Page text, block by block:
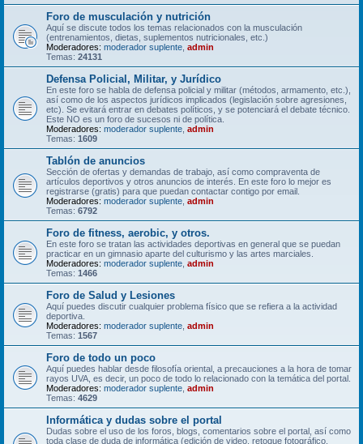
Foro de musculación y nutrición
Aquí se discute todos los temas relacionados con la musculación
(entrenamientos, dietas, suplementos nutricionales, etc.)
Moderadores: moderador suplente admin
Temas: 24131
Defensa Policial, Militar, y Jurídico
En este foro se habla de defensa policial y militar (métodos, armamento, etc.),
así como de los aspectos jurídicos implicados (legislación sobre agresiones,
etc). Se evitará entrar en debates políticos, y se potenciará el debate técnico.
Este NO es un foro de sucesos ni de política.
Moderadores: moderador suplente admin
Temas: 1609
Tablón de anuncios
Sección de ofertas y demandas de trabajo, así como compraventa de
artículos deportivos y otros anuncios de interés. En este foro lo mejor es
registrarse (gratis) para que puedan contactar contigo por email.
Moderadores: moderador suplente admin
Temas: 6792
Foro de fitness, aerobic, y otros.
En este foro se tratan las actividades deportivas en general que se puedan
practicar en un gimnasio aparte del culturismo y las artes marciales.
Moderadores: moderador suplente admin
Temas: 1466
Foro de Salud y Lesiones
Aquí puedes discutir cualquier problema físico que se refiera a la actividad
deportiva.
Moderadores: moderador suplente admin
Temas: 1567
Foro de todo un poco
Aquí puedes hablar desde filosofía oriental, a precauciones a la hora de tomar
rayos UVA, es decir, un poco de todo lo relacionado con la temática del portal.
Moderadores: moderador suplente admin
Temas: 4629
Informática y dudas sobre el portal
Dudas sobre el uso de los foros, blogs, comentarios sobre el portal, así como
toda clase de duda de informática (edición de video, retoque fotográfico,